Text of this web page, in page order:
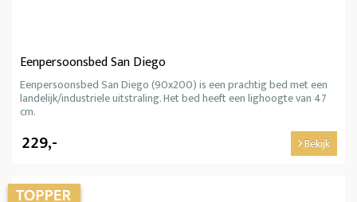
Eenpersoonsbed San Diego
Eenpersoonsbed San Diego (90x200) is een prachtig bed met een
landelijk/industriele uitstraling. Het bed heeft een lighoogte van 47
cm.
229,- Bekijk